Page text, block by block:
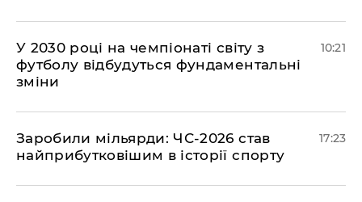
У 2030 році на чемпіонаті світу з
футболу відбудуться фундаментальні
зміни
10:21
​Заробили мільярди: ЧС-2026 став
найприбутковішим в історії спорту
17:23